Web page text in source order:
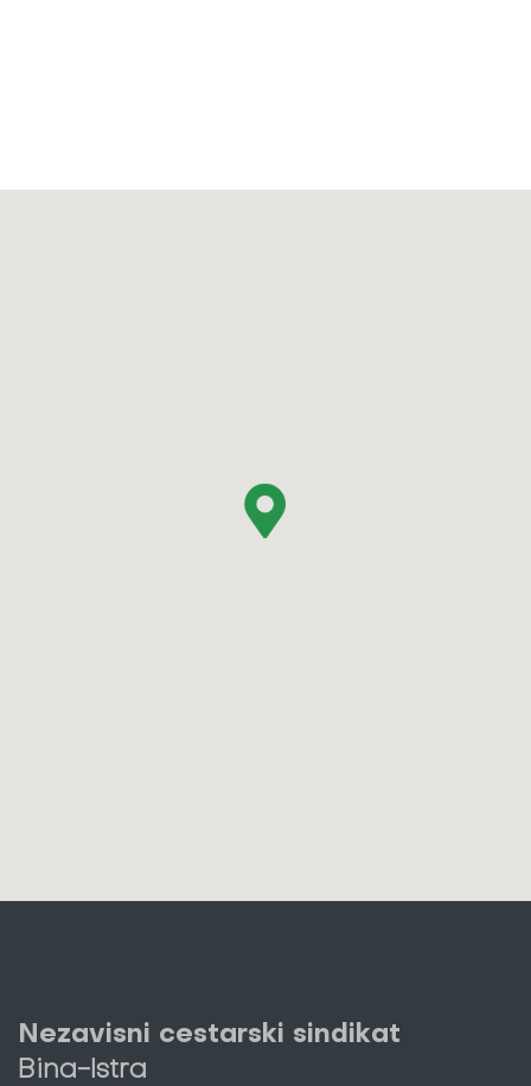
Nezavisni cestarski sindikat
Bina-Istra